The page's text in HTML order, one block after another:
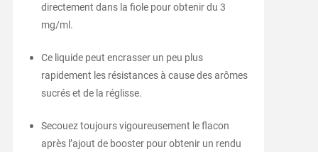
directement dans la fiole pour obtenir du 3
mg/ml.
Ce liquide peut encrasser un peu plus
rapidement les résistances à cause des arômes
sucrés et de la réglisse.
Secouez toujours vigoureusement le flacon
après l’ajout de booster pour obtenir un rendu